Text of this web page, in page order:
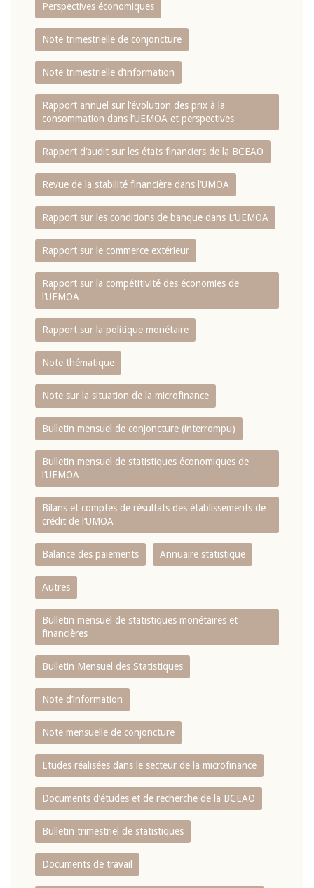
Perspectives économiques
Note trimestrielle de conjoncture
Note trimestrielle d‘information
Rapport annuel sur l‘évolution des prix à la
consommation dans l‘UEMOA et perspectives
Rapport d‘audit sur les états financiers de la BCEAO
Revue de la stabilité financière dans l‘UMOA
Rapport sur les conditions de banque dans L‘UEMOA
Rapport sur le commerce extérieur
Rapport sur la compétitivité des économies de
l‘UEMOA
Rapport sur la politique monétaire
Note thématique
Note sur la situation de la microfinance
Bulletin mensuel de conjoncture (interrompu)
Bulletin mensuel de statistiques économiques de
l‘UEMOA
Bilans et comptes de résultats des établissements de
crédit de l‘UMOA
Balance des paiements Annuaire statistique
Autres
Bulletin mensuel de statistiques monétaires et
financières
Bulletin Mensuel des Statistiques
Note d’information
Note mensuelle de conjoncture
Etudes réalisées dans le secteur de la microfinance
Documents d’études et de recherche de la BCEAO
Bulletin trimestriel de statistiques
Documents de travail